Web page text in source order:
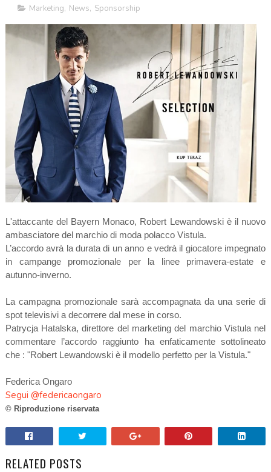
Marketing, News, Sponsorship
L'attaccante del Bayern Monaco, Robert Lewandowski è il nuovo
ambasciatore del marchio di moda polacco Vistula.
L’accordo avrà la durata di un anno e vedrà il giocatore impegnato
in campange promozionale per la linee primavera-estate e
autunno-inverno.
La campagna promozionale sarà accompagnata da una serie di
spot televisivi a decorrere dal mese in corso.
Patrycja Hatalska, direttore del marketing del marchio Vistula nel
commentare l’accordo raggiunto ha enfaticamente sottolineato
che : "Robert Lewandowski è il modello perfetto per la Vistula."
Federica Ongaro
Segui @federicaongaro
© Riproduzione riservata
RELATED POSTS